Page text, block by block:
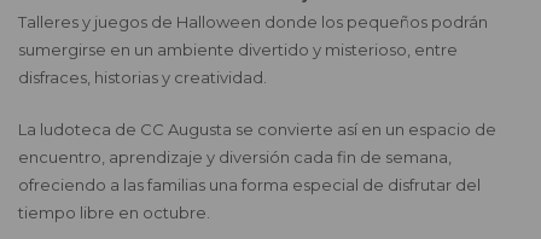
Talleres y juegos de Halloween donde los pequeños podrán
sumergirse en un ambiente divertido y misterioso, entre
disfraces, historias y creatividad.
La ludoteca de CC Augusta se convierte así en un espacio de
encuentro, aprendizaje y diversión cada fin de semana,
ofreciendo a las familias una forma especial de disfrutar del
tiempo libre en octubre.